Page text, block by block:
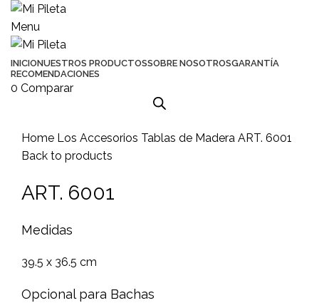
Menu
INICIONUESTROS PRODUCTOSSOBRE NOSOTROSGARANTÍA
RECOMENDACIONES
0 Comparar
Home Los Accesorios Tablas de Madera ART. 6001
Back to products
ART. 6001
Medidas
39.5 x 36.5 cm
Opcional para Bachas